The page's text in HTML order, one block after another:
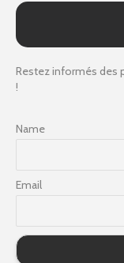
Restez informés des
!
Name
Email